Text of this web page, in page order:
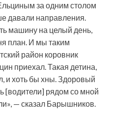
за одним столом
давали направления.
машину на целый день,
план. И мы таким
район коровник
приехал. Такая детина,
и хоть бы хны. Здоровый
[водители] рядом со мной
— сказал Барышников.